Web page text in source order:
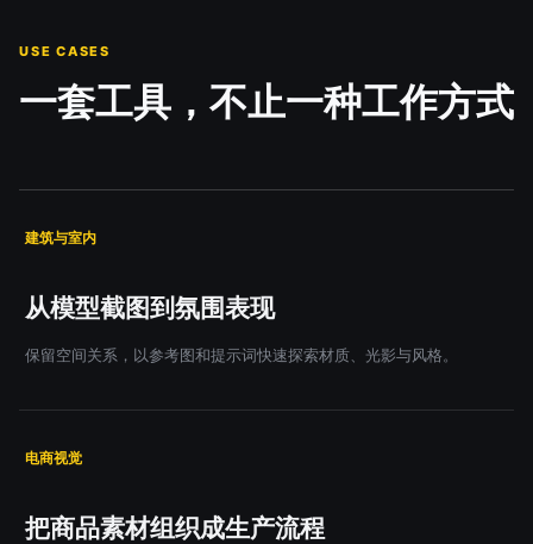
USE CASES
一套工具，不止一种工作方式
建筑与室内
从模型截图到氛围表现
保留空间关系，以参考图和提示词快速探索材质、光影与风格。
电商视觉
把商品素材组织成生产流程